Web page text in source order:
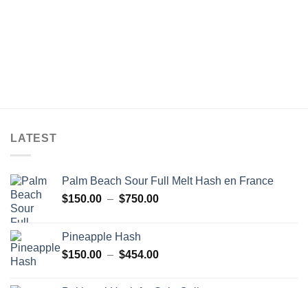
LATEST
Palm Beach Sour Full Melt Hash en France
$150.00 – $750.00Plage
à
Pineapple Hash
$150.00 – $454.00Plage